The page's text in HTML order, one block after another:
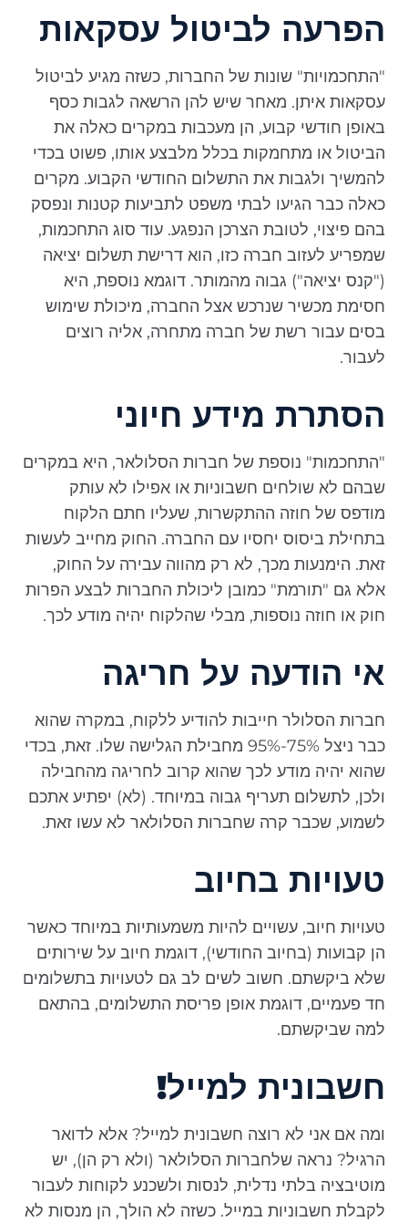
הפרעה לביטול עסקאות
"התחכמויות" שונות של החברות, כשזה מגיע לביטול
עסקאות איתן. מאחר שיש להן הרשאה לגבות כסף
באופן חודשי קבוע, הן מעכבות במקרים כאלה את
הביטול או מתחמקות בכלל מלבצע אותו, פשוט בכדי
להמשיך ולגבות את התשלום החודשי הקבוע. מקרים
כאלה כבר הגיעו לבתי משפט לתביעות קטנות ונפסק
בהם פיצוי, לטובת הצרכן הנפגע. עוד סוג התחכמות,
שמפריע לעזוב חברה כזו, הוא דרישת תשלום יציאה
("קנס יציאה") גבוה מהמותר. דוגמא נוספת, היא
חסימת מכשיר שנרכש אצל החברה, מיכולת שימוש
בסים עבור רשת של חברה מתחרה, אליה רוצים
לעבור.
הסתרת מידע חיוני
"התחכמות" נוספת של חברות הסלולאר, היא במקרים
שבהם לא שולחים חשבוניות או אפילו לא עותק
מודפס של חוזה ההתקשרות, שעליו חתם הלקוח
בתחילת ביסוס יחסיו עם החברה. החוק מחייב לעשות
זאת. הימנעות מכך, לא רק מהווה עבירה על החוק,
אלא גם "תורמת" כמובן ליכולת החברות לבצע הפרות
חוק או חוזה נוספות, מבלי שהלקוח יהיה מודע לכך.
אי הודעה על חריגה
חברות הסלולר חייבות להודיע ללקוח, במקרה שהוא
כבר ניצל 75%-95% מחבילת הגלישה שלו. זאת, בכדי
שהוא יהיה מודע לכך שהוא קרוב לחריגה מהחבילה
ולכן, לתשלום תעריף גבוה במיוחד. (לא) יפתיע אתכם
לשמוע, שכבר קרה שחברות הסלולאר לא עשו זאת.
טעויות בחיוב
טעויות חיוב, עשויים להיות משמעותיות במיוחד כאשר
הן קבועות (בחיוב החודשי), דוגמת חיוב על שירותים
שלא ביקשתם. חשוב לשים לב גם לטעויות בתשלומים
חד פעמיים, דוגמת אופן פריסת התשלומים, בהתאם
למה שביקשתם.
חשבונית למייל!
ומה אם אני לא רוצה חשבונית למייל? אלא לדואר
הרגיל? נראה שלחברות הסלולאר (ולא רק הן), יש
מוטיבציה בלתי נדלית, לנסות ולשכנע לקוחות לעבור
לקבלת חשבוניות במייל. כשזה לא הולך, הן מנסות לא